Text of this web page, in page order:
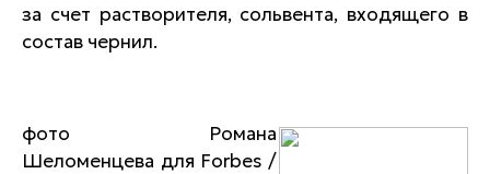
за счет растворителя, сольвента, входящего в
состав чернил.
фото Романа
Шеломенцева для Forbes /